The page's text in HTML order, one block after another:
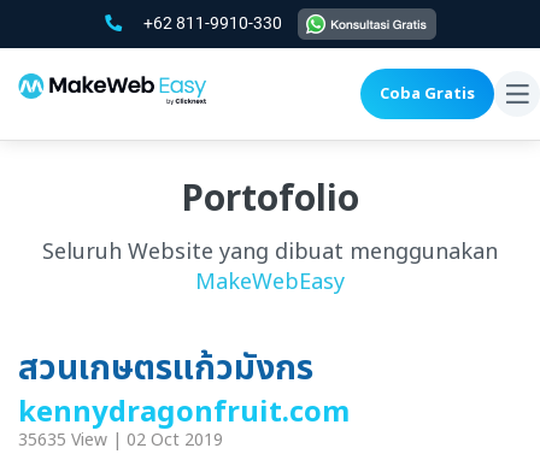
+62 811-9910-330
Coba Gratis
Portofolio
Seluruh Website yang dibuat menggunakan
MakeWebEasy
สวนเกษตรแก้วมังกร
kennydragonfruit.com
35635 View | 02 Oct 2019